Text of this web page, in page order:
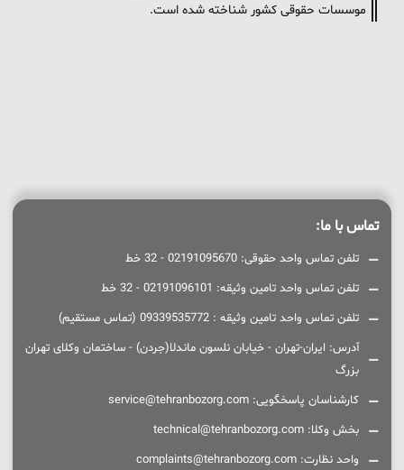
موسسات حقوقی کشور شناخته شده است.
تماس با ما:
تلفن تماس واحد حقوقی: 02191095670 - 32 خط
تلفن تماس واحد تامین وثیقه: 02191096101 - 32 خط
تلفن تماس واحد تامین وثیقه : 09339535772 (تماس مستقیم)
آدرس: ایران-تهران - خیابان نلسون ماندلا(جردن) - ساختمان وکلای تهران
بزرگ
کارشناسان پاسخگویی: service@tehranbozorg.com
بخش وکلا: technical@tehranbozorg.com
واحد نظارت: complaints@tehranbozorg.com